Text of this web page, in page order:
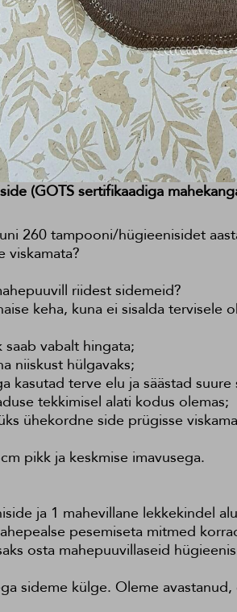
(GOTS sertifikaadiga
260 tampooni/hügieenisidet
viskamata?
riidest sidemeid?
keha, kuna ei sisalda tervisele
saab vabalt hingata;
niiskust hülgavaks;
kasutad terve elu ja säästad suure
tekkimisel alati kodus olemas;
ühekordne side prügisse
pikk ja keskmise imavusega.
ja 1 mahevillane lekkekindel
pesemiseta mitmed
osta mahepuuvillaseid
sideme külge. Oleme